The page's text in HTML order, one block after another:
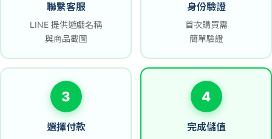
聯繫客服
LINE 提供遊戲名稱
與商品截圖
身份驗證
首次購買需
簡單驗證
3
選擇付款
4
完成儲值